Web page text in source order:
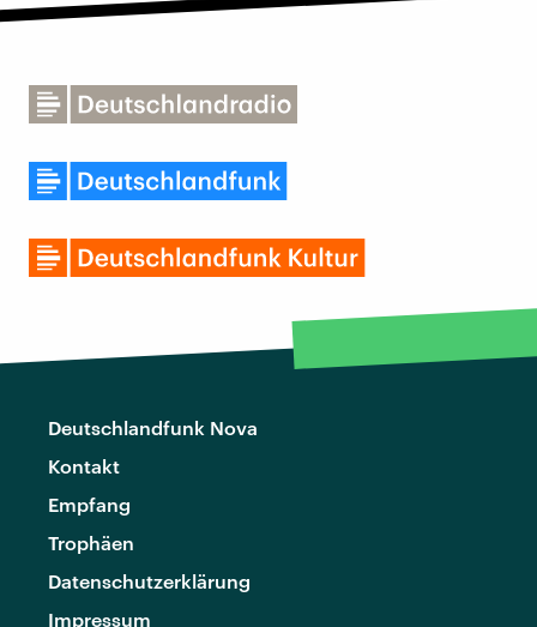
Deutschlandfunk Nova
Kontakt
Empfang
Trophäen
Datenschutzerklärung
Impressum